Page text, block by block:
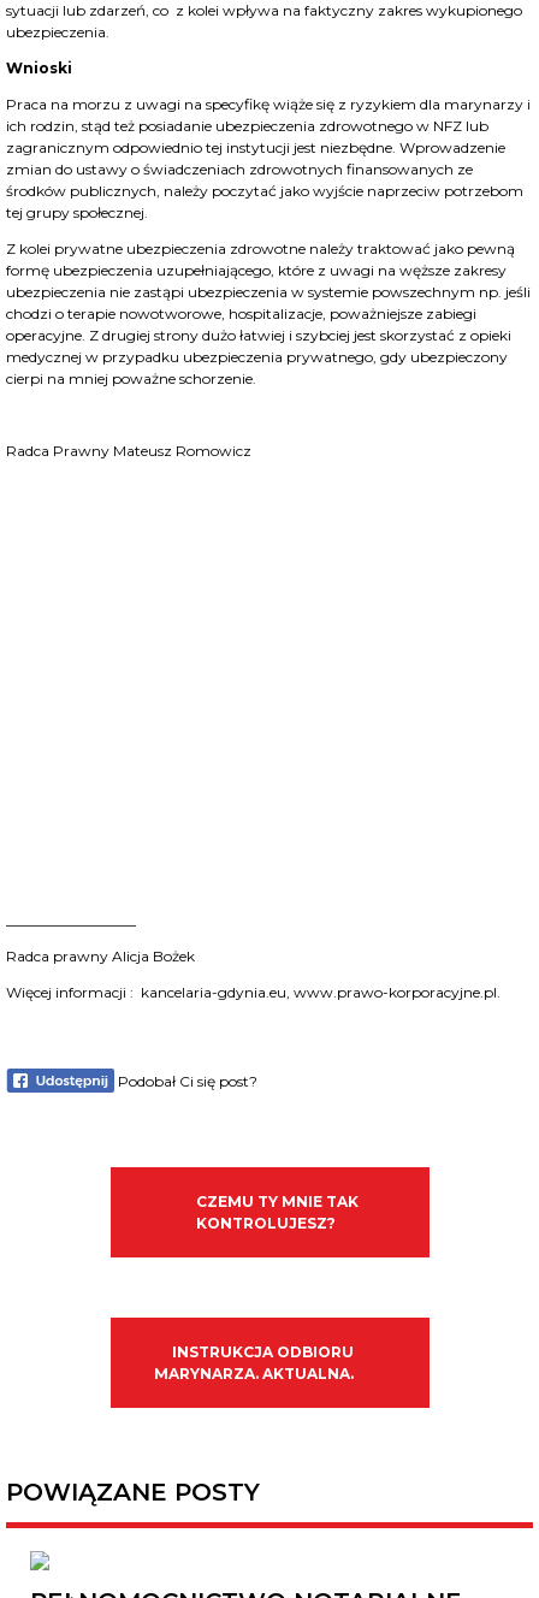
sytuacji lub zdarzeń, co z kolei wpływa na faktyczny zakres wykupionego
ubezpieczenia.
Wnioski
Praca na morzu z uwagi na specyfikę wiąże się z ryzykiem dla marynarzy i
ich rodzin, stąd też posiadanie ubezpieczenia zdrowotnego w NFZ lub
zagranicznym odpowiednio tej instytucji jest niezbędne. Wprowadzenie
zmian do ustawy o świadczeniach zdrowotnych finansowanych ze
środków publicznych, należy poczytać jako wyjście naprzeciw potrzebom
tej grupy społecznej.
Z kolei prywatne ubezpieczenia zdrowotne należy traktować jako pewną
formę ubezpieczenia uzupełniającego, które z uwagi na węższe zakresy
ubezpieczenia nie zastąpi ubezpieczenia w systemie powszechnym np. jeśli
chodzi o terapie nowotworowe, hospitalizacje, poważniejsze zabiegi
operacyjne. Z drugiej strony dużo łatwiej i szybciej jest skorzystać z opieki
medycznej w przypadku ubezpieczenia prywatnego, gdy ubezpieczony
cierpi na mniej poważne schorzenie.
Radca Prawny Mateusz Romowicz
Radca prawny Alicja Bożek
Więcej informacji : kancelaria-gdynia.eu, www.prawo-korporacyjne.pl.
Podobał Ci się post?
CZEMU TY MNIE TAK
KONTROLUJESZ?
INSTRUKCJA ODBIORU
MARYNARZA. AKTUALNA.
POWIĄZANE POSTY